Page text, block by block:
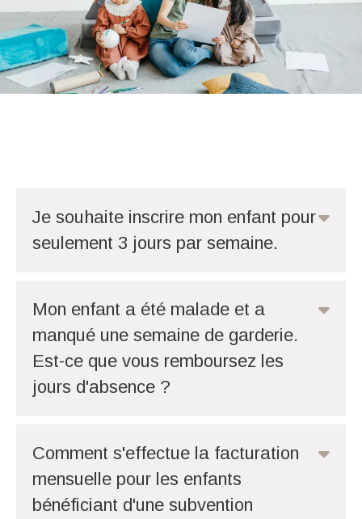
Je souhaite inscrire mon enfant pour
seulement 3 jours par semaine.
Mon enfant a été malade et a
manqué une semaine de garderie.
Est-ce que vous remboursez les
jours d'absence ?
Comment s'effectue la facturation
mensuelle pour les enfants
bénéficiant d'une subvention